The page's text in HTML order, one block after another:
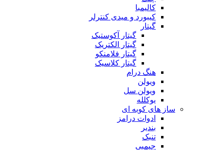
کالیمبا
کیبورد و میدی کنترلر
گیتار
گیتار آکوستیک
گیتار الکتریک
گیتار فلامنکو
گیتار کلاسیک
هنگ درام
ویولن
ویولن سل
یوکلله
ساز های کوبه ای
ادوات درامز
بندیر
تنبک
جیمبی